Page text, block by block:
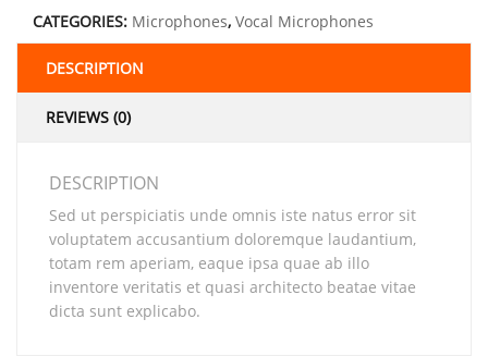
CATEGORIES: Microphones, Vocal Microphones
DESCRIPTION
REVIEWS (0)
DESCRIPTION
Sed ut perspiciatis unde omnis iste natus error sit
voluptatem accusantium doloremque laudantium,
totam rem aperiam, eaque ipsa quae ab illo
inventore veritatis et quasi architecto beatae vitae
dicta sunt explicabo.